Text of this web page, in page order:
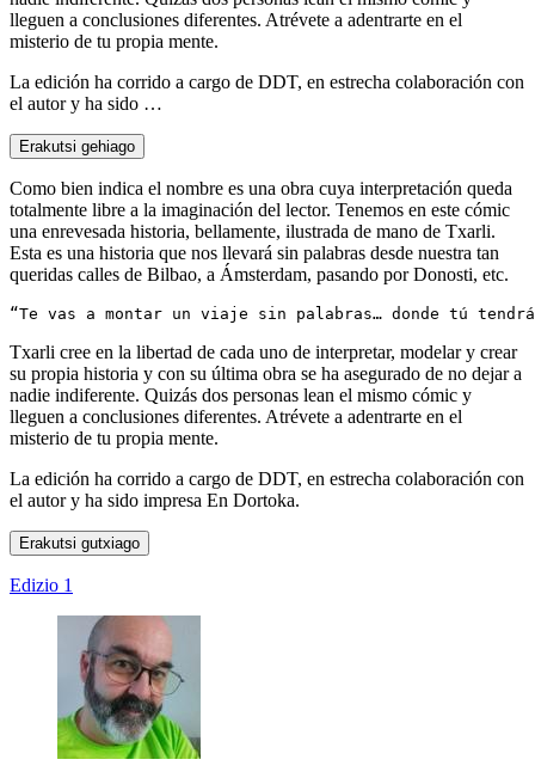
lleguen a conclusiones diferentes. Atrévete a adentrarte en el
misterio de tu propia mente.
La edición ha corrido a cargo de DDT, en estrecha colaboración con
el autor y ha sido …
Erakutsi gehiago
Como bien indica el nombre es una obra cuya interpretación queda
totalmente libre a la imaginación del lector. Tenemos en este cómic
una enrevesada historia, bellamente, ilustrada de mano de Txarli.
Esta es una historia que nos llevará sin palabras desde nuestra tan
queridas calles de Bilbao, a Ámsterdam, pasando por Donosti, etc.
Txarli cree en la libertad de cada uno de interpretar, modelar y crear
su propia historia y con su última obra se ha asegurado de no dejar a
nadie indiferente. Quizás dos personas lean el mismo cómic y
lleguen a conclusiones diferentes. Atrévete a adentrarte en el
misterio de tu propia mente.
La edición ha corrido a cargo de DDT, en estrecha colaboración con
el autor y ha sido impresa En Dortoka.
Erakutsi gutxiago
Edizio 1